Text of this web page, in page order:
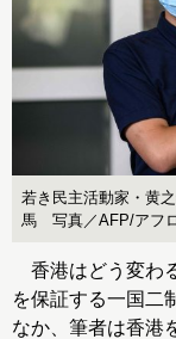
若き民主活動家・黄
馬 写真／AFP/アフ
香港はどう変わ
を保証する一国二
なか、筆者は香港